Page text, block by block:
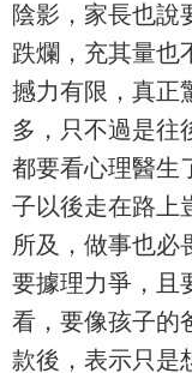
陰影，家長也說
跌爛，充其量也
撼力有限，真正
多，只不過是往
都要看心理醫生
子以後走在路上
所及，做事也必
要據理力爭，且
看，要像孩子的
款後，表示只是